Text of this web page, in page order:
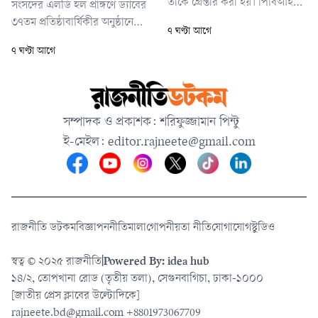
সংসদের এলডি হল প্রাঙ্গণে ড্যাবের
৩৭তম প্রতিষ্ঠাবার্ষিকীর অনুষ্ঠানে
এসব কথা বলেন প্রধানমন্ত্রী।
৭ ঘণ্টা আগে
তাকে গ্রেপ্তার করা হয়। পিবিআই
অনুযায়ী আত্মসমর্পণ না করায় তাকে
৭ ঘণ্টা আগে
সম্পাদক ও প্রকাশক: শরিফুজ্জামান পিন্টু
ই-মেইল: editor.rajneete@gmail.com
রাজনীতি ডটকমবিজ্ঞাপননীতিমালাগোপনীয়তা নীতিযোগাযোগস্টুডিও
স্বত্ব © ২০২৫ রাজনীতিPowered By: idea hub
১৪/২, তোপখানা রোড (তৃতীয় তলা), সেগুনবাগিচা, ঢাকা-১০০০
[জাতীয় প্রেস ক্লাবের উল্টোদিকে]
rajneete.bd@gmail.com +8801973067709